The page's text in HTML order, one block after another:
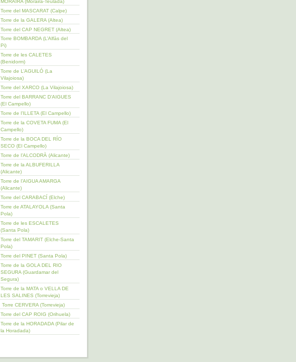
Torre del MASCARAT (Calpe)
Torre de la GALERA (Altea)
Torre del CAP NEGRET (Altea)
Torre BOMBARDA (L’Alfàs del
Pi)
Torre de les CALETES
(Benidorm)
Torre de L’AGUILÓ (La
Vilajoiosa)
Torre del XARCO (La Vilajoiosa)
Torre del BARRANC D’AIGUES
(El Campello)
Torre de l’ILLETA (El Campello)
Torre de la COVETA FUMA (El
Campello)
Torre de la BOCA DEL RÍO
SECO (El Campello)
Torre de l’ALCODRÀ (Alicante)
Torre de la ALBUFERILLA
(Alicante)
Torre de l’AIGUA AMARGA
(Alicante)
Torre del CARABACÍ (Elche)
Torre de ATALAYOLA (Santa
Pola)
Torre de les ESCALETES
(Santa Pola)
Torre del TAMARIT (Elche-Santa
Pola)
Torre del PINET (Santa Pola)
Torre de la GOLA DEL RIO
SEGURA (Guardamar del
Segura)
Torre de la MATA o VELLA DE
LES SALINES (Torrevieja)
Torre CERVERA (Torrevieja)
Torre del CAP ROIG (Orihuela)
Torre de la HORADADA (Pilar de
la Horadada)